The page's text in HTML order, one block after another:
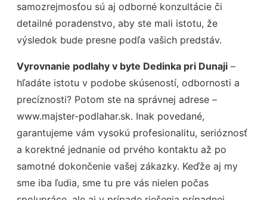
samozrejmosťou sú aj odborné konzultácie či
detailné poradenstvo, aby ste mali istotu, že
výsledok bude presne podľa vašich predstáv.
Vyrovnanie podlahy v byte Dedinka pri Dunaji –
hľadáte istotu v podobe skúseností, odbornosti a
precíznosti? Potom ste na správnej adrese –
www.majster-podlahar.sk. Inak povedané,
garantujeme vám vysokú profesionalitu, serióznosť
a korektné jednanie od prvého kontaktu až po
samotné dokončenie vašej zákazky. Keďže aj my
sme iba ľudia, sme tu pre vás nielen počas